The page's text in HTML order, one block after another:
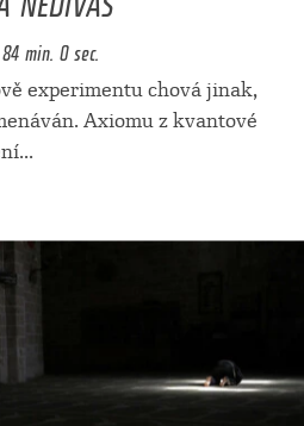
min. 0 sec.
experimentu chová jinak,
Axiomu z kvantové
...